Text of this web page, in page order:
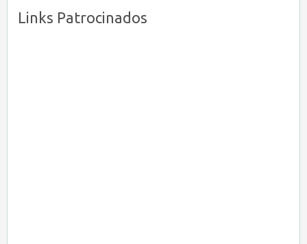
Links Patrocinados